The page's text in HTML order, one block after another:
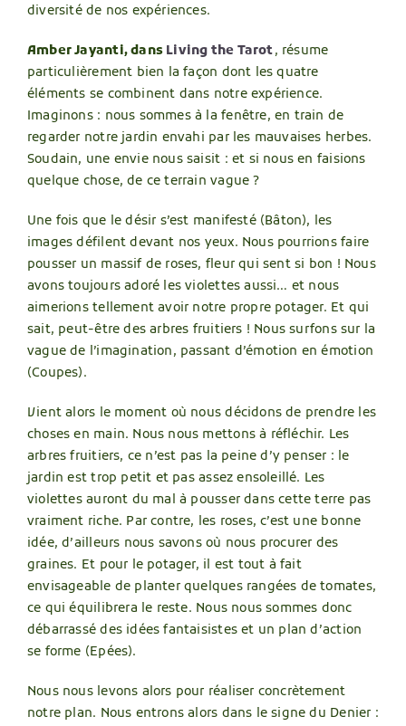
diversité de nos expériences.
Amber Jayanti, dans Living the Tarot, résume
particulièrement bien la façon dont les quatre
éléments se combinent dans notre expérience.
Imaginons : nous sommes à la fenêtre, en train de
regarder notre jardin envahi par les mauvaises herbes.
Soudain, une envie nous saisit : et si nous en faisions
quelque chose, de ce terrain vague ?
Une fois que le désir s’est manifesté (Bâton), les
images défilent devant nos yeux. Nous pourrions faire
pousser un massif de roses, fleur qui sent si bon ! Nous
avons toujours adoré les violettes aussi… et nous
aimerions tellement avoir notre propre potager. Et qui
sait, peut-être des arbres fruitiers ! Nous surfons sur la
vague de l’imagination, passant d’émotion en émotion
(Coupes).
Vient alors le moment où nous décidons de prendre les
choses en main. Nous nous mettons à réfléchir. Les
arbres fruitiers, ce n’est pas la peine d’y penser : le
jardin est trop petit et pas assez ensoleillé. Les
violettes auront du mal à pousser dans cette terre pas
vraiment riche. Par contre, les roses, c’est une bonne
idée, d’ailleurs nous savons où nous procurer des
graines. Et pour le potager, il est tout à fait
envisageable de planter quelques rangées de tomates,
ce qui équilibrera le reste. Nous nous sommes donc
débarrassé des idées fantaisistes et un plan d’action
se forme (Epées).
Nous nous levons alors pour réaliser concrètement
notre plan. Nous entrons alors dans le signe du Denier :